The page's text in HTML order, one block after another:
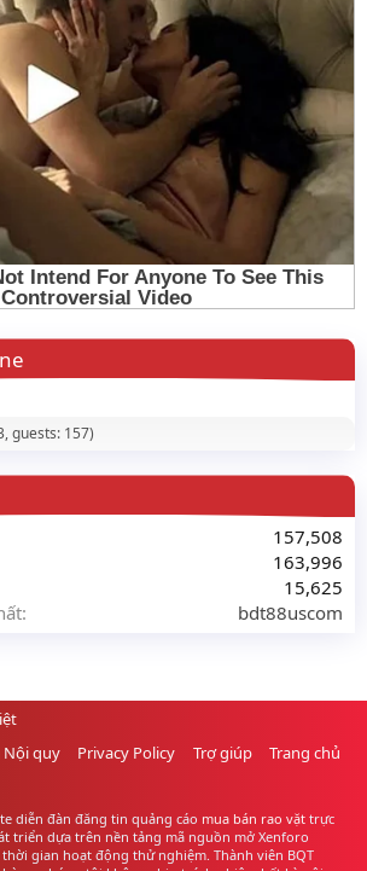
guests: 157)
157,508
163,996
15,625
bdt88uscom
Nội quy Privacy Policy Trợ giúp Trang chủ
diễn đàn đăng tin quảng cáo mua bán rao vặt trực
triển dựa trên nền tảng mã nguồn mở Xenforo
gian hoạt động thử nghiệm. Thành viên BQT